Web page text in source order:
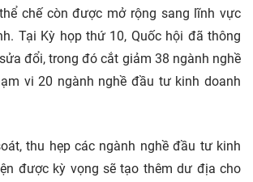
chế còn được mở rộng sang lĩnh vực
Tại Kỳ họp thứ 10, Quốc hội đã thông
đổi, trong đó cắt giảm 38 ngành nghề
vi 20 ngành nghề đầu tư kinh doanh
thu hẹp các ngành nghề đầu tư kinh
được kỳ vọng sẽ tạo thêm dư địa cho